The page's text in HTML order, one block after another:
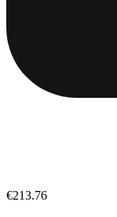
€213.76